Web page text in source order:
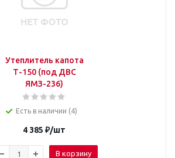
Утеплитель капота
Т-150 (под ДВС
ЯМЗ-236)
Есть в наличии (4)
4 385 ₽/шт
В корзину